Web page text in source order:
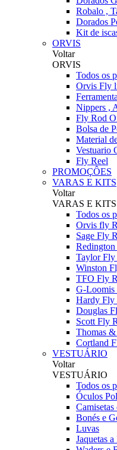
Robalo ,
Dorados
Kit de
ORVIS
Voltar
ORVIS
Todos os
Orvis Fly
Nippers ,
Fly Rod
Bolsa de
Material
Vestuario
Fly Reel
PROMOÇÔES
VARAS E KITS
Voltar
VARAS E KITS
Todos os
Orvis fly
Sage Fly
Taylor Fly
Winston
TFO Fly
G-Loomis
Hardy Fly
Douglas
Scott Fly
Thomas
Cortland
VESTUÁRIO
Voltar
VESTUÁRIO
Todos os
Óculos
Camisetas
Bonés e
Luvas
Jaquetas